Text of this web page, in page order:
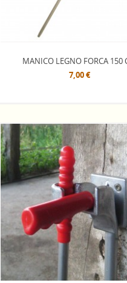
MANICO LEGNO FORCA 150
7,00 €